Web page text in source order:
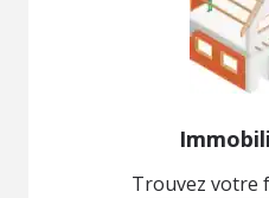
Trouvez votre